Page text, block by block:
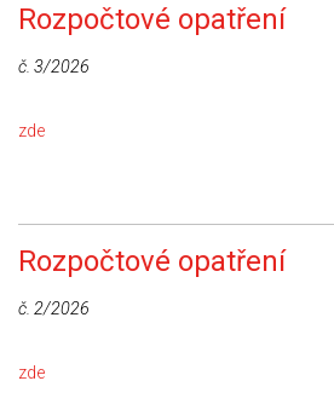
Rozpočtové opatření
č. 3/2026
zde
Rozpočtové opatření
č. 2/2026
zde